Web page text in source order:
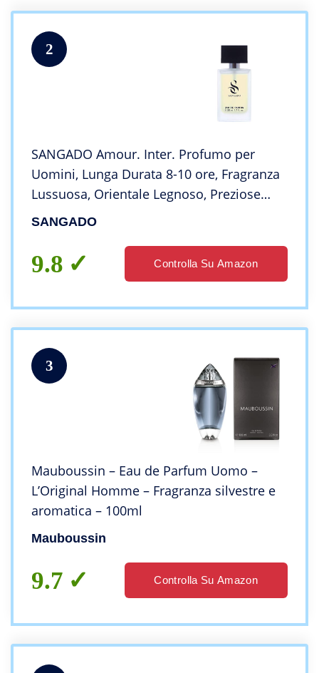
2
SANGADO Amour. Inter. Profumo per
Uomini, Lunga Durata 8-10 ore, Fragranza
Lussuosa, Orientale Legnoso, Preziose
Essenze Francesi, Extra-Concentrato (Eau
Regalo
SANGADO
9.8 Controlla Su Amazon
3
Mauboussin – Eau de Parfum Uomo –
L’Original Homme – Fragranza silvestre e
aromatica – 100ml
Mauboussin
9.7 Controlla Su Amazon